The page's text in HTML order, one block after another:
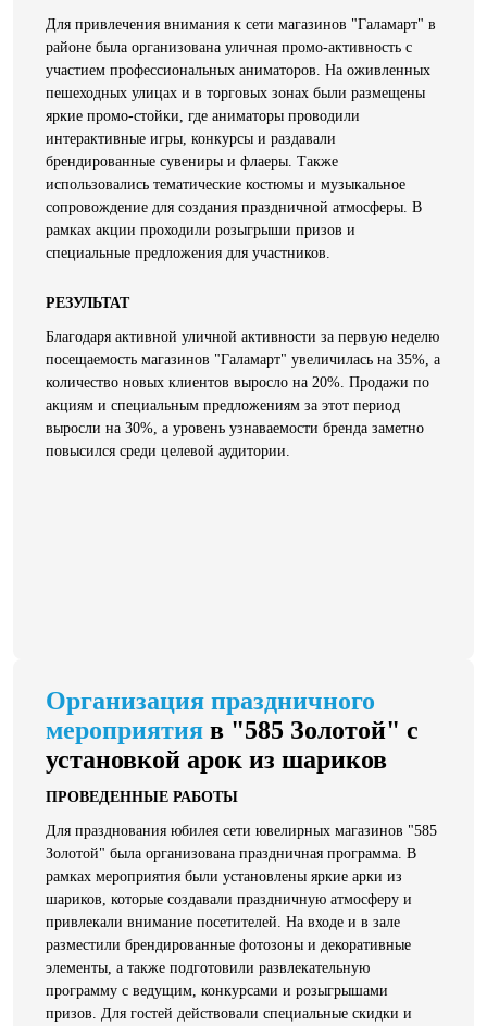
Для привлечения внимания к сети магазинов "Галамарт" в
районе была организована уличная промо-активность с
участием профессиональных аниматоров. На оживленных
пешеходных улицах и в торговых зонах были размещены
яркие промо-стойки, где аниматоры проводили
интерактивные игры, конкурсы и раздавали
брендированные сувениры и флаеры. Также
использовались тематические костюмы и музыкальное
сопровождение для создания праздничной атмосферы. В
рамках акции проходили розыгрыши призов и
специальные предложения для участников.
РЕЗУЛЬТАТ
Благодаря активной уличной активности за первую неделю
посещаемость магазинов "Галамарт" увеличилась на 35%, а
количество новых клиентов выросло на 20%. Продажи по
акциям и специальным предложениям за этот период
выросли на 30%, а уровень узнаваемости бренда заметно
повысился среди целевой аудитории.
Организация праздничного
мероприятия в "585 Золотой" с
установкой арок из шариков
ПРОВЕДЕННЫЕ РАБОТЫ
Для празднования юбилея сети ювелирных магазинов "585
Золотой" была организована праздничная программа. В
рамках мероприятия были установлены яркие арки из
шариков, которые создавали праздничную атмосферу и
привлекали внимание посетителей. На входе и в зале
разместили брендированные фотозоны и декоративные
элементы, а также подготовили развлекательную
программу с ведущим, конкурсами и розыгрышами
призов. Для гостей действовали специальные скидки и